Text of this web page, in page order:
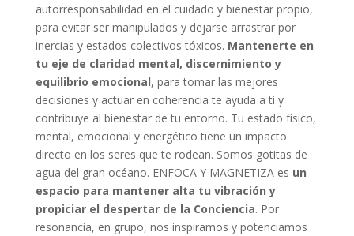
autorresponsabilidad en el cuidado y bienestar propio,
para evitar ser manipulados y dejarse arrastrar por
inercias y estados colectivos tóxicos. Mantenerte en
tu eje de claridad mental, discernimiento y
equilibrio emocional, para tomar las mejores
decisiones y actuar en coherencia te ayuda a ti y
contribuye al bienestar de tu entorno. Tu estado físico,
mental, emocional y energético tiene un impacto
directo en los seres que te rodean. Somos gotitas de
agua del gran océano. ENFOCA Y MAGNETIZA es un
espacio para mantener alta tu vibración y
propiciar el despertar de la Conciencia. Por
resonancia, en grupo, nos inspiramos y potenciamos